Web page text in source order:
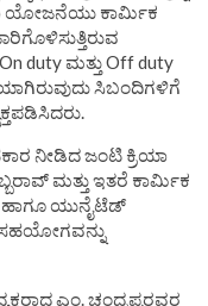
ಯೋಜನೆಯು ಕಾರ್ಮಿಕ
duty ಮತ್ತು Off duty
ಸಿಬಂದಿಗಳಿಗೆ
ನೀಡಿದ ಜಂಟಿ‌ ಕ್ರಿಯಾ
ಮತ್ತು ಇತರೆ ಕಾರ್ಮಿಕ
ಹಾಗೂ ಯುನೈಟೆಡ್
ಎಂ. ಚಂದ್ರಪ್ಪರವರ